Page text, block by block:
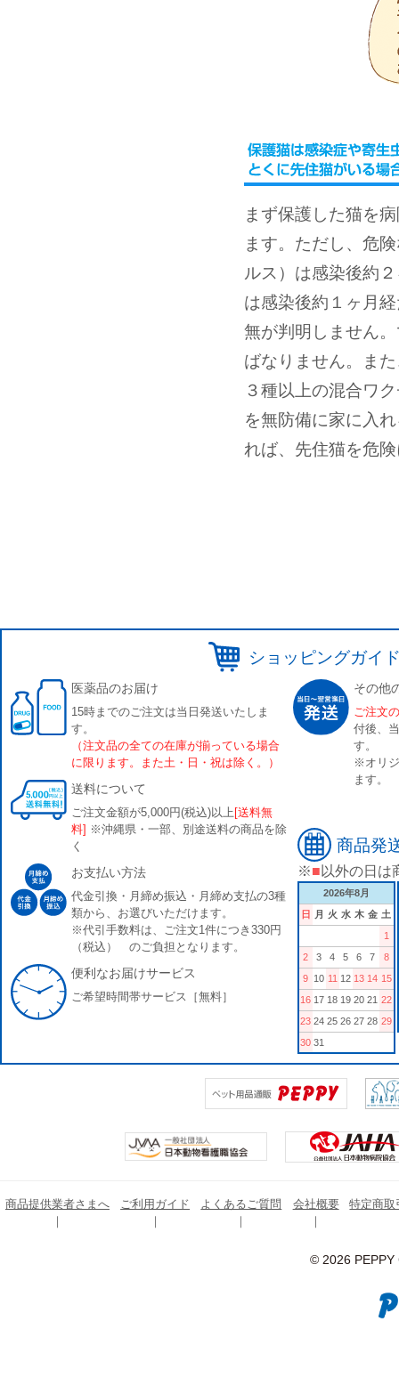
まず保護した猫を
ます。ただし、危
ルス）は感染後約
は感染後約１ヶ月
無が判明しません
ばなりません。ま
３種以上の混合ワ
を無防備に家に入
れば、先住猫を危
ショッピングガイ
医薬品のお届け
15時までのご注文は当日発送いたしま
す。
（注文品の全ての在庫が揃っている場合
に限ります。また土・日・祝は除く。）
送料について
ご注文金額が5,000円(税込)以上 [送料無
料] ※沖縄県・一部、別途送料の商品を除
く
お支払い方法
代金引換・月締め振込・月締め支払の3種
類から、お選びいただけます。
※代引手数料は、ご注文1件につき330円
（税込） のご負担となります。
便利なお届けサービス
ご希望時間帯サービス［無料］
その他
ご注文
付後、
す。
※オリ
ます。
商品発
※■ 以外の日は
2026年8月
日
月 火 水 木 金 土
1
2
3 4 5 6 7
8
9 10 11 12 13 14 15
16 17 18 19 20 21 22
23 24 25 26 27 28 29
30 31
商品提供業者さまへ ご利用ガイド よくあるご質問 会社概要 特定商取
© 2026 PEPPY